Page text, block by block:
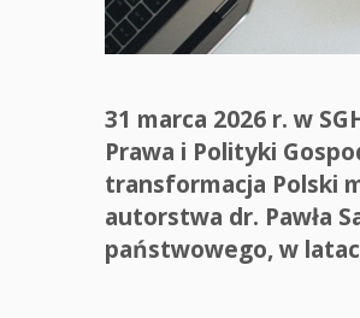
31 marca 2026 r. w
Prawa i Polityki
transformacja Polski
autorstwa dr. Pawła
państwowego, w